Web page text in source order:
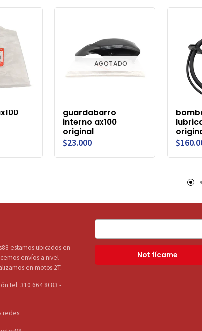
AGOTADO
guardabarro
interno ax100
original
$23.000
estamos ubicados en
envíos a nivel
en motos 2T.
tel: 310 664 8083 -
redes:
Notifícame